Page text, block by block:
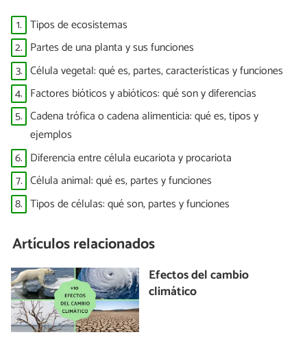
1. Tipos de ecosistemas
2. Partes de una planta y sus funciones
3. Célula vegetal: qué es, partes, características y funciones
4. Factores bióticos y abióticos: qué son y diferencias
5. Cadena trófica o cadena alimenticia: qué es, tipos y
ejemplos
6. Diferencia entre célula eucariota y procariota
7. Célula animal: qué es, partes y funciones
8. Tipos de células: qué son, partes y funciones
Artículos relacionados
Efectos del cambio
climático